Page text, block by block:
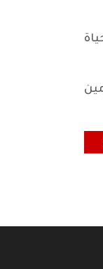
التالي: قوانين تقاعدية